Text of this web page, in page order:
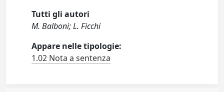
Tutti gli autori
M. Balboni; L. Ficchi
Appare nelle tipologie:
1.02 Nota a sentenza